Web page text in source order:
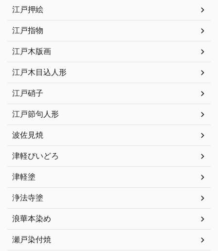
江戸押絵
江戸指物
江戸木版画
江戸木目込人形
江戸硝子
江戸節句人形
波佐見焼
津軽びいどろ
津軽塗
浄法寺塗
浪華本染め
瀬戸染付焼